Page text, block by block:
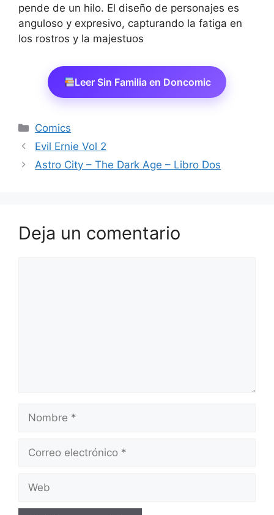
pende de un hilo. El diseño de personajes es
anguloso y expresivo, capturando la fatiga en
los rostros y la majestuos
Leer Sin Familia en Doncomic
Categorías
Comics
Evil Ernie Vol 2
Astro City – The Dark Age – Libro Dos
Deja un comentario
Nombre
Correo
Web